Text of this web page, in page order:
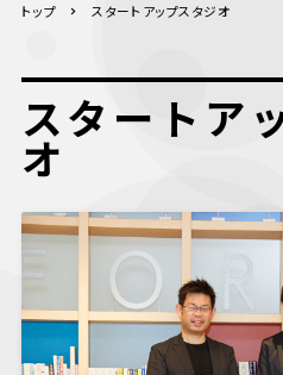
トップ スタートアップスタジオ
スタートア
オ